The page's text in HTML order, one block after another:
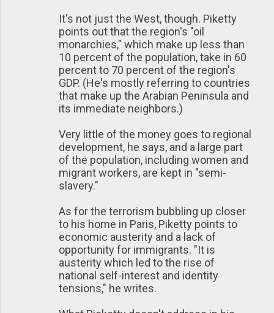
It's not just the West, though. Piketty
points out that the region's "oil
monarchies," which make up less than
10 percent of the population, take in 60
percent to 70 percent of the region's
GDP. (He's mostly referring to countries
that make up the Arabian Peninsula and
its immediate neighbors.)
Very little of the money goes to regional
development, he says, and a large part
of the population, including women and
migrant workers, are kept in "semi-
slavery."
As for the terrorism bubbling up closer
to his home in Paris, Piketty points to
economic austerity and a lack of
opportunity for immigrants. "It is
austerity which led to the rise of
national self-interest and identity
tensions," he writes.